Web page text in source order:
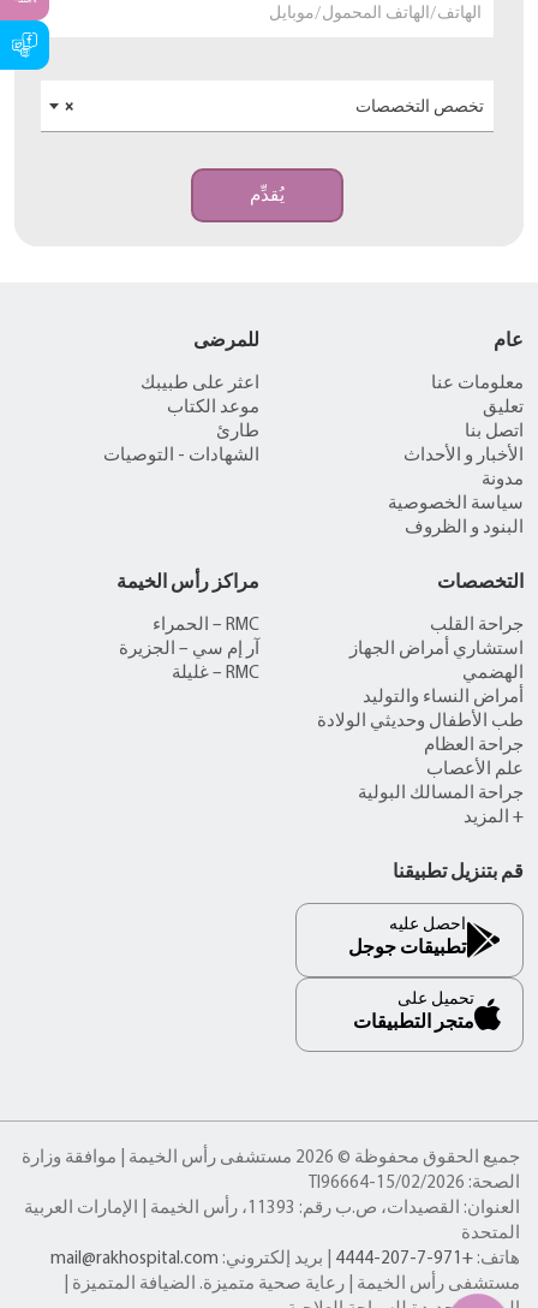
الهاتف/الهاتف المحمول/موبايل
× تخصص التخصصات
يُقدِّم
عام
معلومات عنا
تعليق
اتصل بنا
الأخبار و الأحداث
مدونة
سياسة الخصوصية
البنود و الظروف
للمرضى
اعثر على طبيبك
موعد الكتاب
طارئ
الشهادات - التوصيات
التخصصات
جراحة القلب
استشاري أمراض الجهاز
الهضمي
أمراض النساء والتوليد
طب الأطفال وحديثي الولادة
جراحة العظام
علم الأعصاب
جراحة المسالك البولية
+ المزيد
مراكز رأس الخيمة
RMC – الحمراء
آر إم سي – الجزيرة
RMC – غليلة
قم بتنزيل تطبيقنا
احصل عليه
تطبيقات جوجل
تحميل على
متجر التطبيقات
جميع الحقوق محفوظة © 2026 مستشفى رأس الخيمة | موافقة وزارة
الصحة: TI96664-15/02/2026
العنوان: القصيدات، ص.ب رقم: 11393، رأس الخيمة | الإمارات العربية
المتحدة
هاتف: +971-7-207-4444 | بريد إلكتروني: mail@rakhospital.com
مستشفى رأس الخيمة | رعاية صحية متميزة. الضيافة المتميزة |